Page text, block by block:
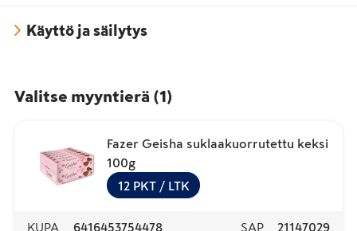
Käyttö ja säilytys
Valitse myyntierä (1 )
Fazer Geisha suklaakuorrutettu keksi
100g
12 PKT / LTK
KUPA 6416453754478 SAP 21147029